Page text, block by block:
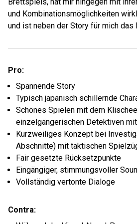
und Kombinationsmöglichkeiten
und ist neben der Story für mich
Pro:
Spannende Story
Typisch japanisch schillernde
Schönes Spielen mit dem
einzelgängerischen Detektiven
Kurzweiliges Konzept bei
Abschnitte) mit taktischen
Fair gesetzte Rücksetzpunkte
Eingängiger, stimmungsvoller
Vollständig vertonte Dialoge
Contra: